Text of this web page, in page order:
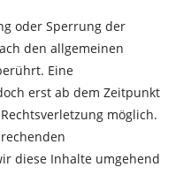
oder Sperrung der
den allgemeinen
Eine
erst ab dem Zeitpunkt
möglich.
diese Inhalte umgehend